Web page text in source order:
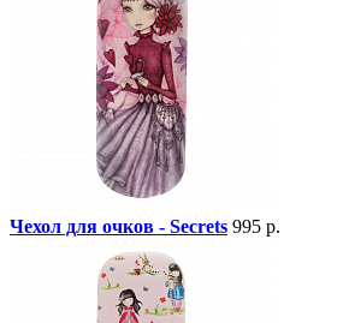
Чехол для очков - Secrets 995 р.